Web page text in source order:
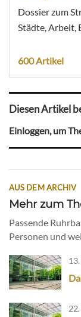
Dossier zum
Städte, Arbeit,
600 Artikel
Diesen Artikel
Einloggen, um
AUS DEM ARCHIV
Mehr zum
Passende
Personen und